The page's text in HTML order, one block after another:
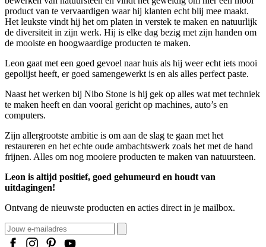
product van te vervaardigen waar hij klanten echt blij mee maakt.
Het leukste vindt hij het om platen in verstek te maken en natuurlijk
de diversiteit in zijn werk. Hij is elke dag bezig met zijn handen om
de mooiste en hoogwaardige producten te maken.
Leon gaat met een goed gevoel naar huis als hij weer echt iets mooi
gepolijst heeft, er goed samengewerkt is en als alles perfect paste.
Naast het werken bij Nibo Stone is hij gek op alles wat met techniek
te maken heeft en dan vooral gericht op machines, auto’s en
computers.
Zijn allergrootste ambitie is om aan de slag te gaan met het
restaureren en het echte oude ambachtswerk zoals het met de hand
frijnen. Alles om nog mooiere producten te maken van natuursteen.
Leon is altijd positief, goed gehumeurd en houdt van
uitdagingen!
Ontvang de nieuwste producten en acties direct in je mailbox.